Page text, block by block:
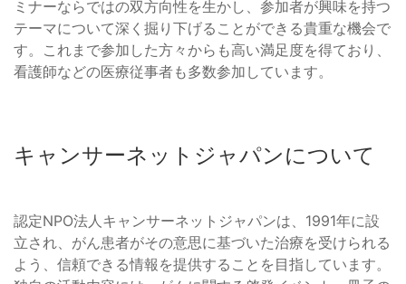
ミナーならではの双方向性を生かし、参加者が興味を持つ
テーマについて深く掘り下げることができる貴重な機会で
す。これまで参加した方々からも高い満足度を得ており、
看護師などの医療従事者も多数参加しています。
キャンサーネットジャパンについて
認定NPO法人キャンサーネットジャパンは、1991年に設
立され、がん患者がその意思に基づいた治療を受けられる
よう、信頼できる情報を提供することを目指しています。